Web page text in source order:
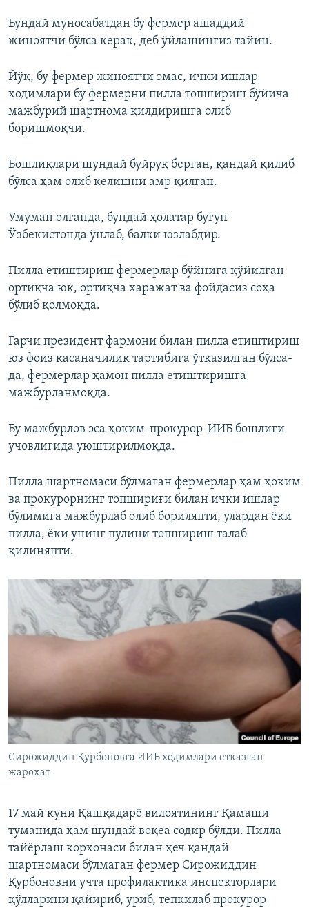
Бундай муносабатдан бу фермер ашаддий
жиноятчи бўлса керак, деб ўйлашингиз тайин.
Йўқ, бу фермер жиноятчи эмас, ички ишлар
ходимлари бу фермерни пилла топшириш бўйича
мажбурий шартнома қилдиришга олиб
боришмоқчи.
Бошлиқлари шундай буйруқ берган, қандай қилиб
бўлса ҳам олиб келишни амр қилган.
Умуман олганда, бундай ҳолатар бугун
Ўзбекистонда ўнлаб, балки юзлабдир.
Пилла етиштириш фермерлар бўйнига қўйилган
ортиқча юк, ортиқча харажат ва фойдасиз соҳа
бўлиб қолмоқда.
Гарчи президент фармони билан пилла етиштириш
юз фоиз касаначилик тартибига ўтказилган бўлса-
да, фермерлар ҳамон пилла етиштиришга
мажбурланмоқда.
Бу мажбурлов эса ҳоким-прокурор-ИИБ бошлиғи
учовлигида уюштирилмоқда.
Пилла шартномаси бўлмаган фермерлар ҳам ҳоким
ва прокурорнинг топшириғи билан ички ишлар
бўлимига мажбурлаб олиб бориляпти, улардан ёки
пилла, ёки унинг пулини топшириш талаб
қилиняпти.
Сирожиддин Қурбоновга ИИБ ходимлари етказган
жароҳат
17 май куни Қашқадарё вилоятининг Қамаши
туманида ҳам шундай воқеа содир бўлди. Пилла
тайёрлаш корхонаси билан ҳеч қандай
шартномаси бўлмаган фермер Сирожиддин
Қурбоновни учта профилактика инспекторлари
қўлларини қайириб, уриб, тепкилаб прокурор